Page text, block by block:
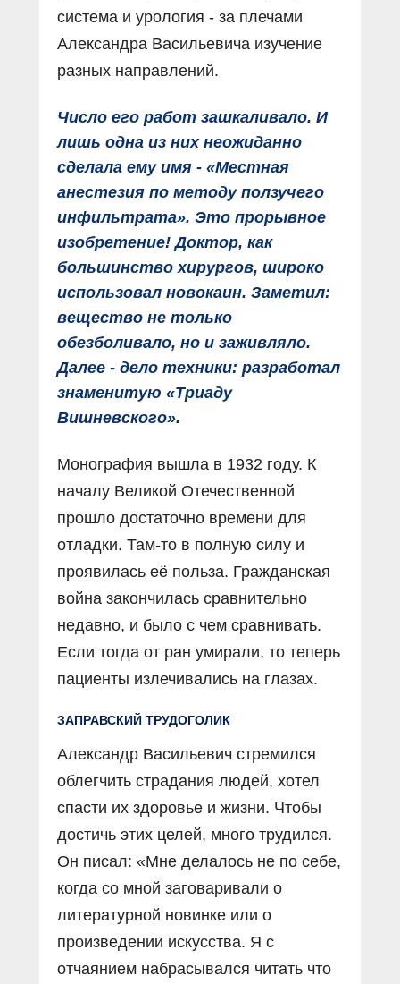
система и урология - за плечами
Александра Васильевича изучение
разных направлений.
Число его работ зашкаливало. И
лишь одна из них неожиданно
сделала ему имя - «Местная
анестезия по методу ползучего
инфильтрата». Это прорывное
изобретение! Доктор, как
большинство хирургов, широко
использовал новокаин. Заметил:
вещество не только
обезболивало, но и заживляло.
Далее - дело техники: разработал
знаменитую «Триаду
Вишневского».
Монография вышла в 1932 году. К
началу Великой Отечественной
прошло достаточно времени для
отладки. Там-то в полную силу и
проявилась её польза. Гражданская
война закончилась сравнительно
недавно, и было с чем сравнивать.
Если тогда от ран умирали, то теперь
пациенты излечивались на глазах.
ЗАПРАВСКИЙ ТРУДОГОЛИК
Александр Васильевич стремился
облегчить страдания людей, хотел
спасти их здоровье и жизни. Чтобы
достичь этих целей, много трудился.
Он писал: «Мне делалось не по себе,
когда со мной заговаривали о
литературной новинке или о
произведении искусства. Я с
отчаянием набрасывался читать что